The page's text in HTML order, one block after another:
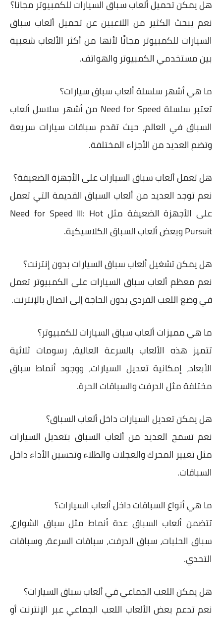
هل يمكن تحميل ألعاب سباق السيارات للكمبيوتر مجانا؟
نعم يبحث الكثير من اللاعبين عن تحميل ألعاب سباق
السيارات للكمبيوتر مجانًا لأنها من أكثر الألعاب شعبية
بين مستخدمي الكمبيوتر والهواتف.
ما هي أشهر سلسلة ألعاب سباق سيارات؟
تعتبر سلسلة Need for Speed من أشهر سلاسل ألعاب
السباق في العالم، حيث تقدم سباقات سيارات سريعة
وتضم العديد من الأجزاء المختلفة.
هل تعمل ألعاب سباق السيارات على الأجهزة الضعيفة؟
نعم توجد العديد من ألعاب السباق القديمة التي تعمل
على الأجهزة الضعيفة مثل Need for Speed III: Hot
Pursuitوبعض ألعاب السباق الكلاسيكية.
هل يمكن تشغيل ألعاب سباق السيارات بدون إنترنت؟
نعم معظم ألعاب سباق السيارات على الكمبيوتر تعمل
في وضع اللعب الفردي بدون الحاجة إلى اتصال بالإنترنت.
ما هي مميزات ألعاب سباق السيارات للكمبيوتر؟
تتميز هذه الألعاب بالسرعة العالية، رسومات ثلاثية
الأبعاد، إمكانية تعديل السيارات، ووجود أنماط سباق
مختلفة مثل الدرفت والسباقات الحرة.
هل يمكن تعديل السيارات داخل ألعاب السباق؟
نعم تسمح العديد من ألعاب السباق بتعديل السيارات
مثل تغيير المحرك والعجلات والطلاء وتحسين الأداء داخل
السباقات.
ما هي أنواع السباقات داخل ألعاب السيارات؟
تتضمن ألعاب السباق عدة أنماط مثل سباق الشوارع،
سباق الحلبات، سباق الدرفت، سباقات السرعة، وسباقات
التحدي.
هل يمكن اللعب الجماعي في ألعاب سباق السيارات؟
نعم تدعم بعض الألعاب اللعب الجماعي عبر الإنترنت أو